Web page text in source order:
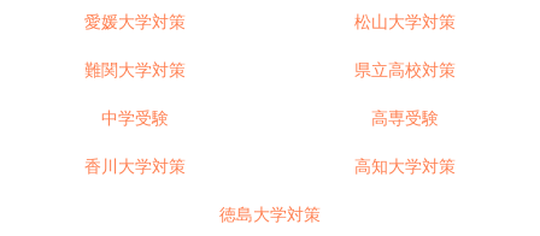
愛媛大学対策 松山大学対策
難関大学対策 県立高校対策
中学受験 高専受験
香川大学対策 高知大学対策
徳島大学対策